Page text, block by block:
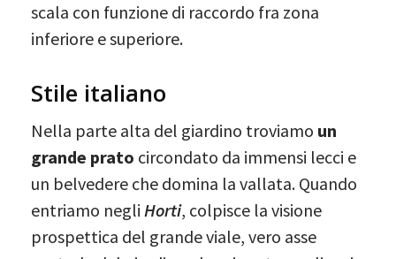
scala con funzione di raccordo fra zona
inferiore e superiore.
Stile italiano
Nella parte alta del giardino troviamo un
grande prato circondato da immensi lecci e
un belvedere che domina la vallata. Quando
entriamo negli Horti, colpisce la visione
prospettica del grande viale, vero asse